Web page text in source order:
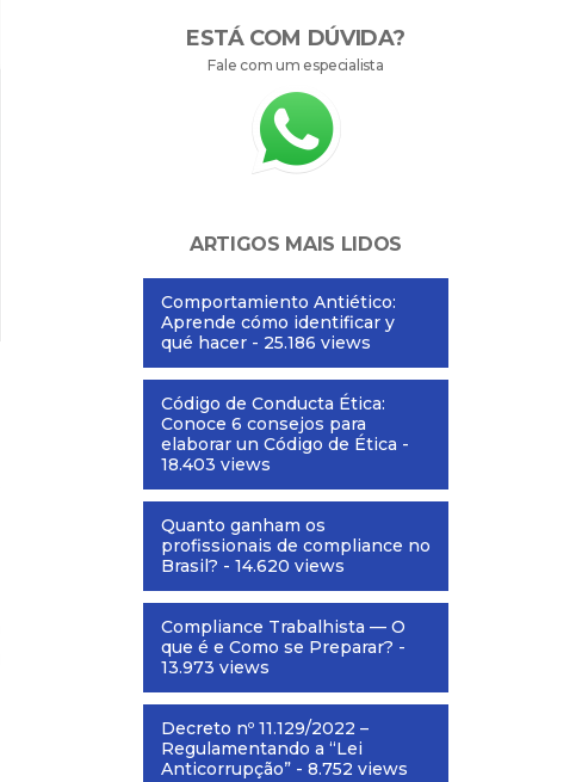
ESTÁ COM DÚVIDA?
Fale com um especialista
ARTIGOS MAIS LIDOS
Comportamiento Antiético:
Aprende cómo identificar y
qué hacer - 25.186 views
Código de Conducta Ética:
Conoce 6 consejos para
elaborar un Código de Ética -
18.403 views
Quanto ganham os
profissionais de compliance no
Brasil? - 14.620 views
Compliance Trabalhista — O
que é e Como se Preparar? -
13.973 views
Decreto nº 11.129/2022 –
Regulamentando a “Lei
Anticorrupção” - 8.752 views